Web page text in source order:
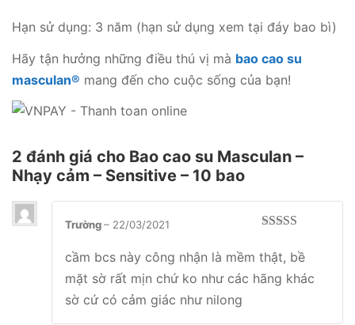
Hạn sử dụng: 3 năm (hạn sử dụng xem tại đáy bao bì)
Hãy tận hưởng những điều thú vị mà bao cao su
masculan® mang đến cho cuộc sống của bạn!
2 đánh giá cho Bao cao su Masculan –
Nhạy cảm – Sensitive – 10 bao
hạng
55 sao
Trường– 22/03/2021
cầm bcs này công nhận là mềm thật, bề
mặt sờ rất mịn chứ ko như các hãng khác
sờ cứ có cảm giác như nilong